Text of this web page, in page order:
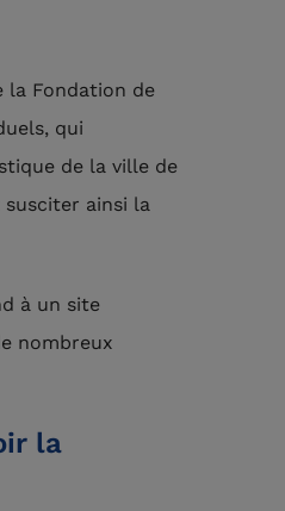
la Fondation de
qui
de la ville de
ainsi la
à un site
nombreux
la